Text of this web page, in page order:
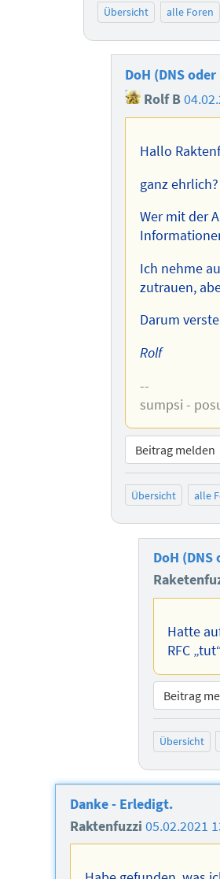
Übersicht alle Foren
DoH (DNS
Rolf B
Hallo
ganz ehrlich?
Wer mit der
Ich nehme
zutrauen,
Darum
Rolf
--
sumpsi -
Beitrag melden
Übersicht alle
DoH
Hatte
RFC
Beitrag
Übersicht
Danke - Erledigt.
Raktenfuzzi 05.02.2021